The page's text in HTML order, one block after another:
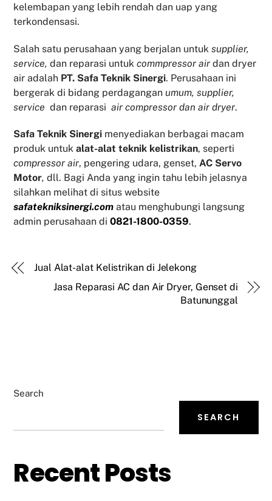
kelembapan yang lebih rendah dan uap yang
terkondensasi.
Salah satu perusahaan yang berjalan untuksupplier,
service, dan reparasi untukcommpressor air dan dryer
air adalah PT. Safa Teknik Sinergi. Perusahaan ini
bergerak di bidang perdaganganumum, supplier,
service dan reparasiair compressor dan air dryer.
Safa Teknik Sinergi menyediakan berbagai macam
produk untukalat-alat teknik kelistrikan, seperti
compressor air, pengering udara, genset,AC Servo
Motor, dll. Bagi Anda yang ingin tahu lebih jelasnya
silahkan melihat di situs website
safatekniksinergi.com atau menghubungi langsung
admin perusahaan di0821-1800-0359.
Jual Alat-alat Kelistrikan di Jelekong
Jasa Reparasi AC dan Air Dryer, Genset di
Batununggal
Search
SEARCH
Recent Posts